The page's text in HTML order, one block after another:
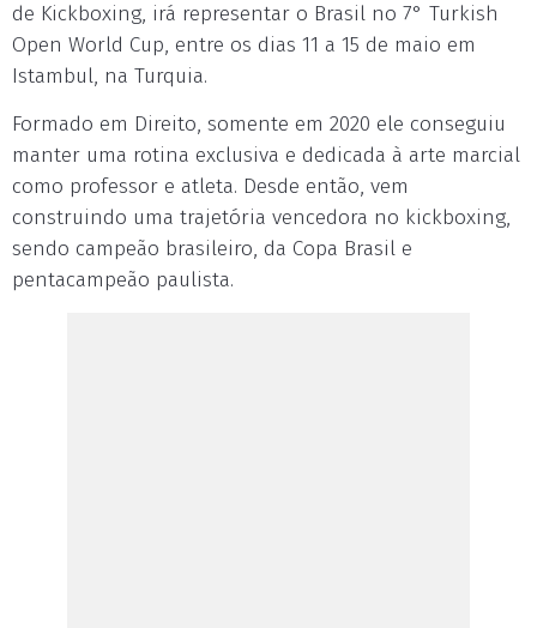
de Kickboxing, irá representar o Brasil no 7° Turkish
Open World Cup, entre os dias 11 a 15 de maio em
Istambul, na Turquia.
Formado em Direito, somente em 2020 ele conseguiu
manter uma rotina exclusiva e dedicada à arte marcial
como professor e atleta. Desde então, vem
construindo uma trajetória vencedora no kickboxing,
sendo campeão brasileiro, da Copa Brasil e
pentacampeão paulista.